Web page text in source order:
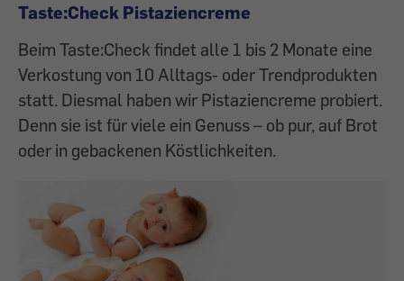
Taste:Check Pistaziencreme
Beim Taste:Check findet alle 1 bis 2 Monate eine
Verkostung von 10 Alltags- oder Trendprodukten
statt. Diesmal haben wir Pistaziencreme probiert.
Denn sie ist für viele ein Genuss – ob pur, auf Brot
oder in gebackenen Köstlichkeiten.